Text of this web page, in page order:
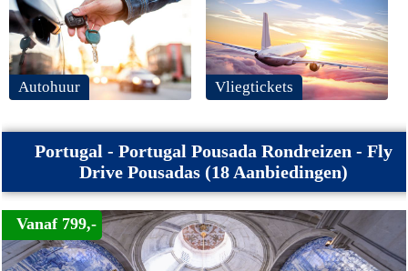
Autohuur Vliegtickets
Portugal - Portugal Pousada Rondreizen - Fly
Drive Pousadas (18 Aanbiedingen)
Vanaf 799,-